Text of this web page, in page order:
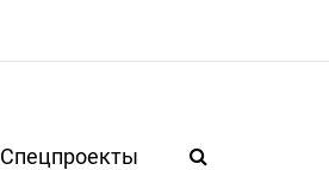
Спецпроекты